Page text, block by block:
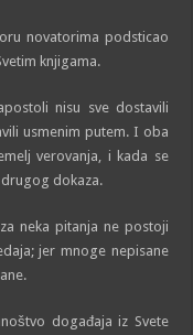
novatorima podsticao
knjigama.
nisu sve dostavili
usmenim putem. I oba
verovanja, i kada se
dokaza.
neka pitanja ne postoji
jer mnoge nepisane
događaja iz Svete